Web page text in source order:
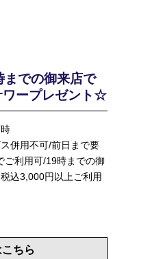
までの御来店で
ワープレゼント☆
併用不可/前日まで要
ご利用可/19時までの御
込3,000円以上ご利用
ちら